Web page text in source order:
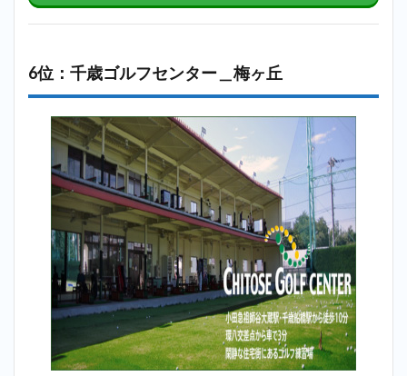
6位：千歳ゴルフセンター＿梅ヶ丘